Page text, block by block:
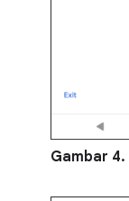
Gambar 4.